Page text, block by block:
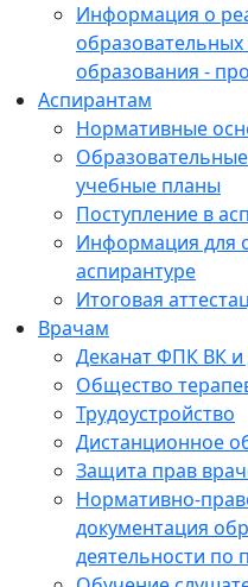
Информация о
образования -
Аспирантам
Нормативные
учебные планы
Поступление в
Информация для
аспирантуре
Итоговая
Врачам
Деканат ФПК ВК
Общество
Трудоустройство
Дистанционное
Защита прав
Нормативно-
документация
деятельности